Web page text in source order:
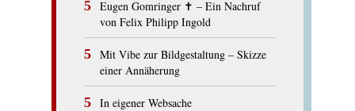
Eugen Gomringer ✝︎ – Ein Nachruf
von Felix Philipp Ingold
Mit Vibe zur Bildgestaltung – Skizze
einer Annäherung
In eigener Websache